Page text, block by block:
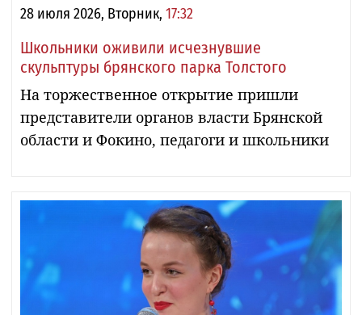
28 июля 2026, Вторник, 17:32
Школьники оживили исчезнувшие
скульптуры брянского парка Толстого
На торжественное открытие пришли
представители органов власти Брянской
области и Фокино, педагоги и школьники